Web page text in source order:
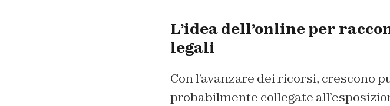
L’idea dell’online per
legali
Con l’avanzare dei ricorsi, crescono
probabilmente collegate